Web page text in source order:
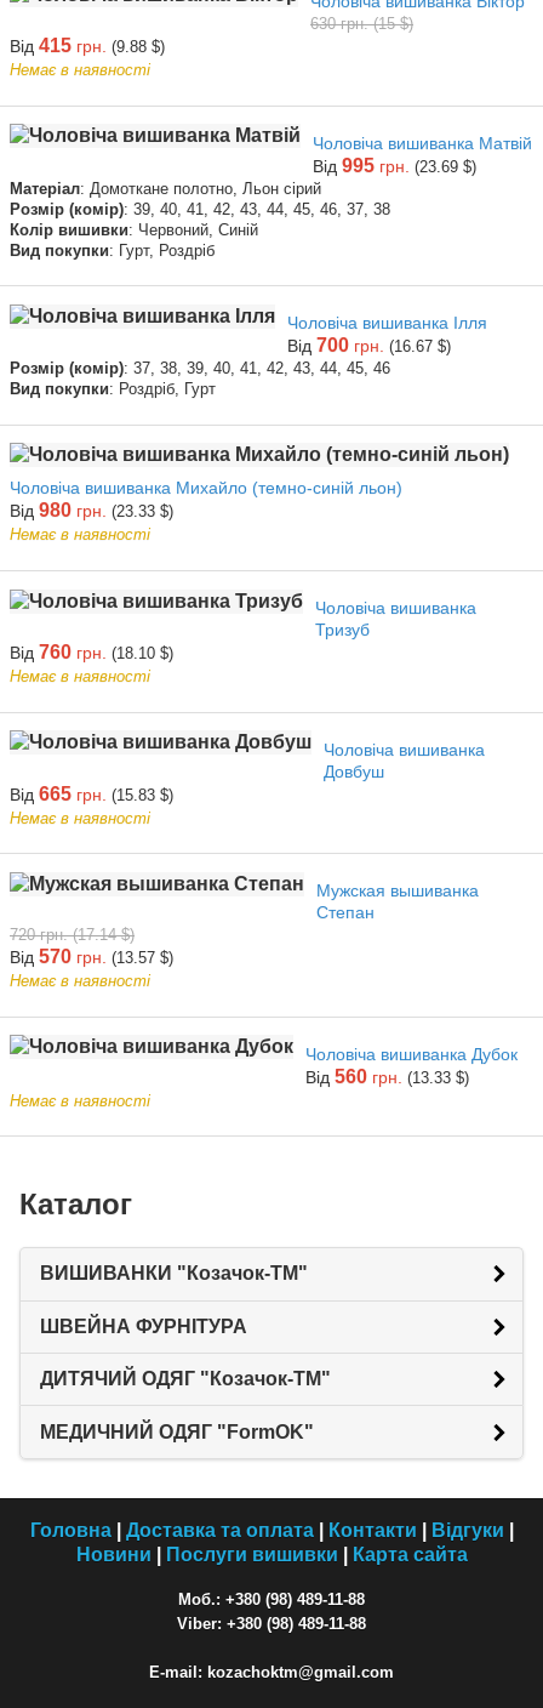
630 грн. (15 $)
Від 415 грн. (9.88 $)
Немає в наявності
Чоловіча вишиванка Матвій
Від 995 грн. (23.69 $)
Матеріал: Домоткане полотно, Льон сірий
Розмір (комір): 39, 40, 41, 42, 43, 44, 45, 46, 37, 38
Колір вишивки: Червоний, Синій
Вид покупки: Гурт, Роздріб
Чоловіча вишиванка Ілля
Від 700 грн. (16.67 $)
Розмір (комір): 37, 38, 39, 40, 41, 42, 43, 44, 45, 46
Вид покупки: Роздріб, Гурт
Чоловіча вишиванка Михайло (темно-синій льон)
Від 980 грн. (23.33 $)
Немає в наявності
Чоловіча вишиванка
Тризуб
Від 760 грн. (18.10 $)
Немає в наявності
Чоловіча вишиванка
Довбуш
Від 665 грн. (15.83 $)
Немає в наявності
Мужская вышиванка
Степан
720 грн. (17.14 $)
Від 570 грн. (13.57 $)
Немає в наявності
Чоловіча вишиванка Дубок
Від 560 грн. (13.33 $)
Немає в наявності
Каталог
ВИШИВАНКИ "Козачок-ТМ"
ШВЕЙНА ФУРНІТУРА
ДИТЯЧИЙ ОДЯГ "Козачок-ТМ"
МЕДИЧНИЙ ОДЯГ "FormOK"
Головна| Доставка та оплата| Контакти Відгуки
Новини
Послуги вишивки Карта сайта
Моб.: +380 (98) 489-11-88
Viber: +380 (98) 489-11-88
E-mail: kozachoktm@gmail.com